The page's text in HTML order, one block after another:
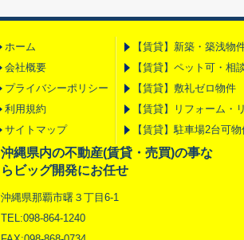
ホーム
会社概要
プライバシーポリシー
利用規約
サイトマップ
【賃貸】新築・築浅物
【賃貸】ペット可・相
【賃貸】敷礼ゼロ物件
【賃貸】リフォーム・
【賃貸】駐車場2台可物
沖縄県内の不動産(賃貸・売買)の事な
らビッグ開発にお任せ
沖縄県那覇市曙３丁目6-1
TEL:098-864-1240